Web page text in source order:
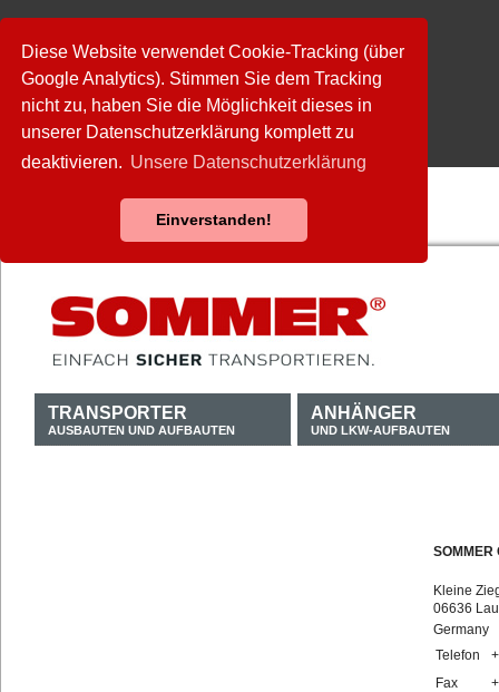
Diese Website verwendet Cookie-Tracking (über
Google Analytics). Stimmen Sie dem Tracking
nicht zu, haben Sie die Möglichkeit dieses in
unserer Datenschutzerklärung komplett zu
deaktivieren. Unsere Datenschutzerklärung
Einverstanden!
TRANSPORTER
AUSBAUTEN UND AUFBAUTEN
ANHÄNGER
UND LKW-AUFBAUTEN
SOMMER
Kleine
06636
Germany
Telefon
Fax